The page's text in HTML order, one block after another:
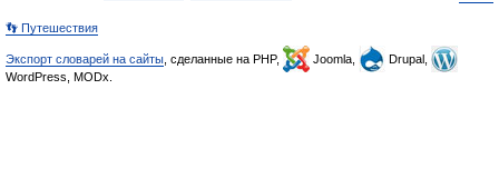
👣 Путешествия
Экспорт словарей на сайты , сделанные на PHP, Joomla,
Drupal,
WordPress, MODx.